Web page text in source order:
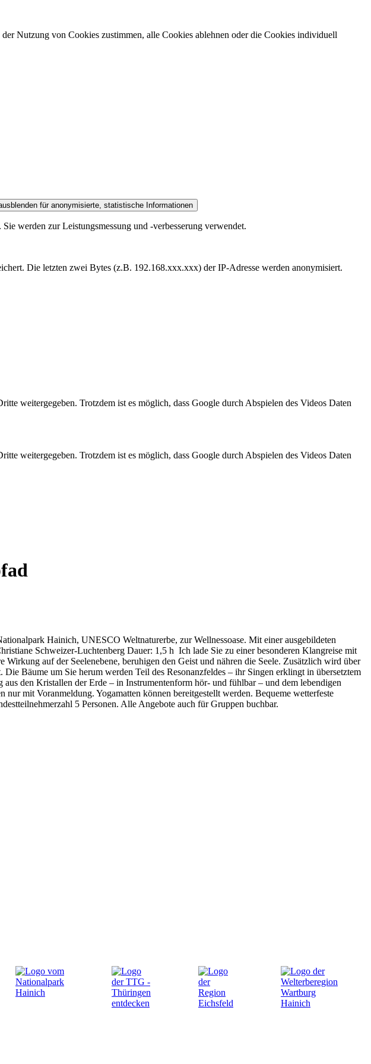
Nutzung von Cookies zustimmen, alle Cookies ablehnen oder die Cookies individuell
für anonymisierte, statistische Informationen
werden zur Leistungsmessung und -verbesserung verwendet.
Die letzten zwei Bytes (z.B. 192.168.xxx.xxx) der IP-Adresse werden anonymisiert.
weitergegeben. Trotzdem ist es möglich, dass Google durch Abspielen des Videos Daten
weitergegeben. Trotzdem ist es möglich, dass Google durch Abspielen des Videos Daten
Hainich, UNESCO Weltnaturerbe, zur Wellnessoase. Mit einer ausgebildeten
Schweizer-Luchtenberg Dauer: 1,5 h Ich lade Sie zu einer besonderen Klangreise mit
auf der Seelenebene, beruhigen den Geist und nähren die Seele. Zusätzlich wird über
Bäume um Sie herum werden Teil des Resonanzfeldes – ihr Singen erklingt in übersetztem
den Kristallen der Erde – in Instrumentenform hör- und fühlbar – und dem lebendigen
mit Voranmeldung. Yogamatten können bereitgestellt werden. Bequeme wetterfeste
5 Personen. Alle Angebote auch für Gruppen buchbar.